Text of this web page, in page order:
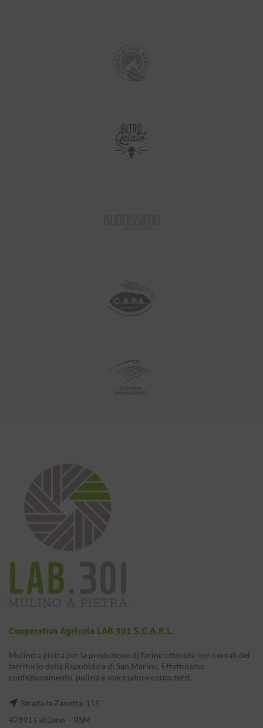
Cooperativa Agricola LAB 301 S.c.a.r.l.
Mulino a pietra per la produzione di farine ottenute con cereali del
territorio della Repubblica di San Marino. Effettuiamo
confezionamento, pulizia e macinature conto terzi.
Strada la Zanetta, 115
47891 Falciano – RSM